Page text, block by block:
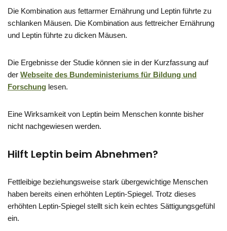
Die Kombination aus fettarmer Ernährung und Leptin führte zu
schlanken Mäusen. Die Kombination aus fettreicher Ernährung
und Leptin führte zu dicken Mäusen.
Die Ergebnisse der Studie können sie in der Kurzfassung auf
der Webseite des Bundeministeriums für Bildung und
Forschung lesen.
Eine Wirksamkeit von Leptin beim Menschen konnte bisher
nicht nachgewiesen werden.
Hilft Leptin beim Abnehmen?
Fettleibige beziehungsweise stark übergewichtige Menschen
haben bereits einen erhöhten Leptin-Spiegel. Trotz dieses
erhöhten Leptin-Spiegel stellt sich kein echtes Sättigungsgefühl
ein.